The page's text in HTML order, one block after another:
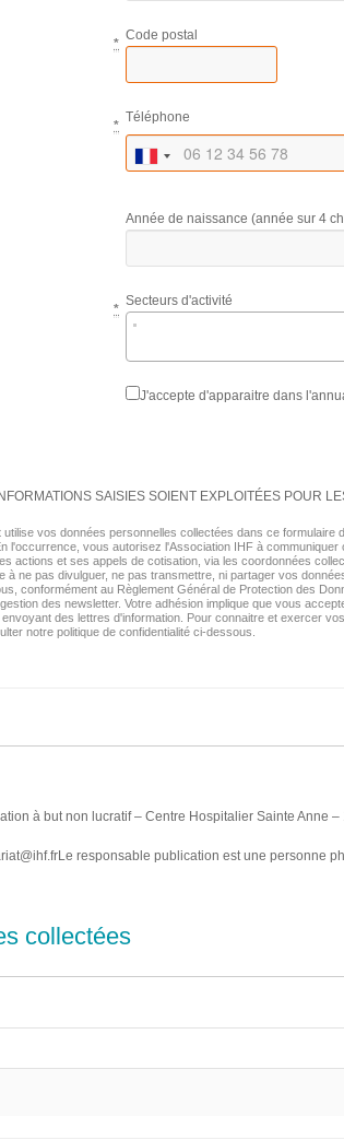
Code postal
*
Téléphone
*
Année de naissance (année sur 4
Secteurs d'activité
*
J'accepte d'apparaitre dans
SAISIES SOIENT EXPLOITÉES POUR
vos données personnelles collectées dans ce formulaire
vous autorisez l'Association IHF à
actions et ses appels de cotisation, via les coordonnées
ne pas divulguer, ne pas transmettre, ni partager vos
conformément au Règlement Général de Protection des
des newsletter. Votre adhésion implique que vous
des lettres d'information. Pour connaitre et exercer
notre politique de confidentialité ci-dessous.
à but non lucratif – Centre Hospitalier Sainte Anne
responsable publication est une personne
collectées
inscrites dans le formulaire de commentaire, mais
commentaires indésirables.
vous téléversez des images sur le site web, nous vous